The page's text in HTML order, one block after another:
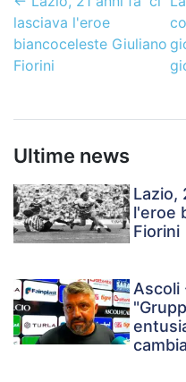
lasciava l'eroe
biancoceleste Giuliano
Fiorini
Ultime news
Lazio,
l'eroe
Fiorini
Ascoli